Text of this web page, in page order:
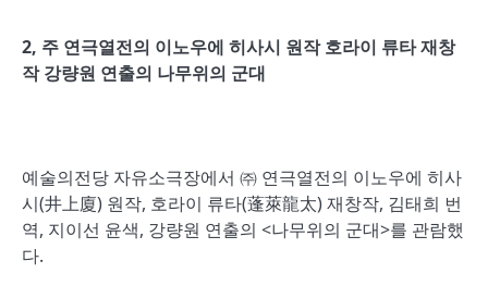
2, 주 연극열전의 이노우에 히사시 원작 호라이 류타 재창
작 강량원 연출의 나무위의 군대
예술의전당 자유소극장에서 ㈜ 연극열전의 이노우에 히사
시(井上廈) 원작, 호라이 류타(蓬萊龍太) 재창작, 김태희 번
역, 지이선 윤색, 강량원 연출의 <나무위의 군대>를 관람했
다.